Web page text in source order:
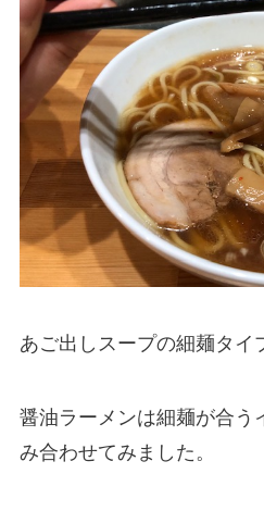
あご出しスープの細麺タイ
醤油ラーメンは細麺が合う
み合わせてみました。